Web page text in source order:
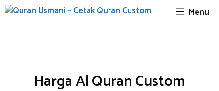
Skip
Menu
Harga Al Quran Custom